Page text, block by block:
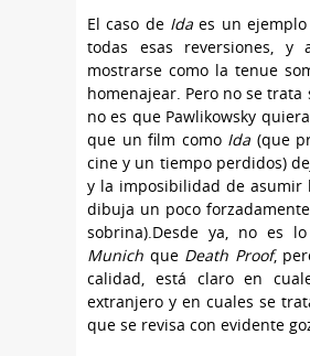
El caso de Idaes un ejemplo
todas esas reversiones,
mostrarse como la tenue
homenajear. Pero no se
no es que Pawlikowsky
que un film como Ida (que
cine y un tiempo perdidos)
y la imposibilidad de asumir
dibuja un poco
sobrina).Desde ya, no es
Munich que Death Proof,
calidad, está claro en
extranjero y en cuales se
que se revisa con evidente